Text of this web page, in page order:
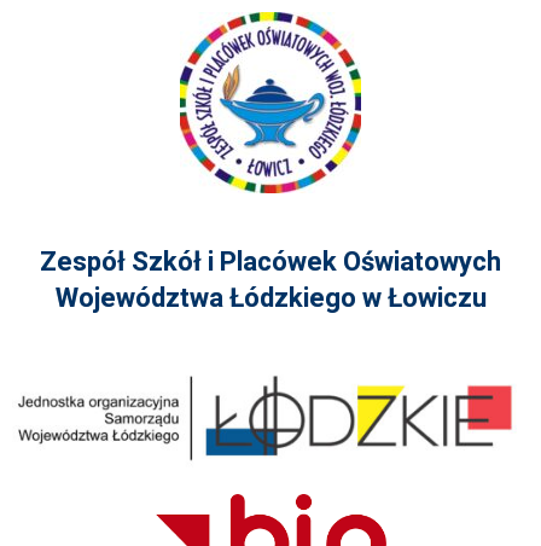
Zespół Szkół i Placówek Oświatowych
Województwa Łódzkiego w Łowiczu